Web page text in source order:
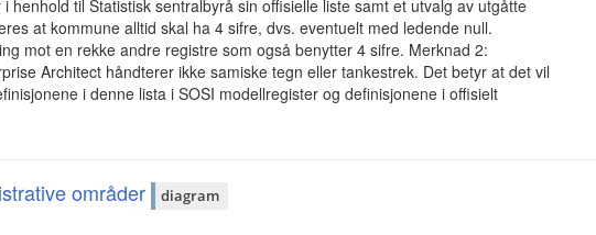
henhold til Statistisk sentralbyrå sin offisielle liste samt et utvalg av utgåtte
at kommune alltid skal ha 4 sifre, dvs. eventuelt med ledende null.
mot en rekke andre registre som også benytter 4 sifre. Merknad 2:
Architect håndterer ikke samiske tegn eller tankestrek. Det betyr at det vil
i denne lista i SOSI modellregister og definisjonene i offisielt
områder diagram